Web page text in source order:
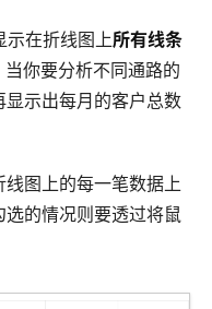
示在折线图上所有线条
当你要分析不同通路的
示出每月的客户总数
线图上的每一笔数据上
的情况则要透过将鼠